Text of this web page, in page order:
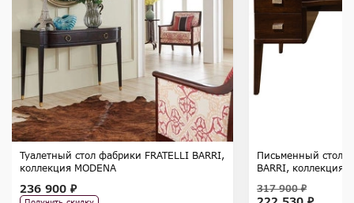
Туалетный стол фабрики FRATELLI BARRI,
коллекция MODENA
236 900 ₽
Письменный стол
BARRI, коллекция
317 900 ₽